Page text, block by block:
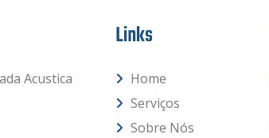
Acustica
Links
Home
Serviços
Sobre Nós